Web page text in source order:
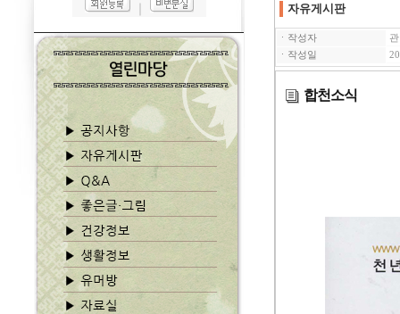
자유게시판
ㆍ작성자
ㆍ작성일
합천소식